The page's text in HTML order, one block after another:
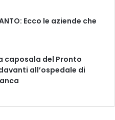
Ecco le aziende che
caposala del Pronto
all’ospedale di